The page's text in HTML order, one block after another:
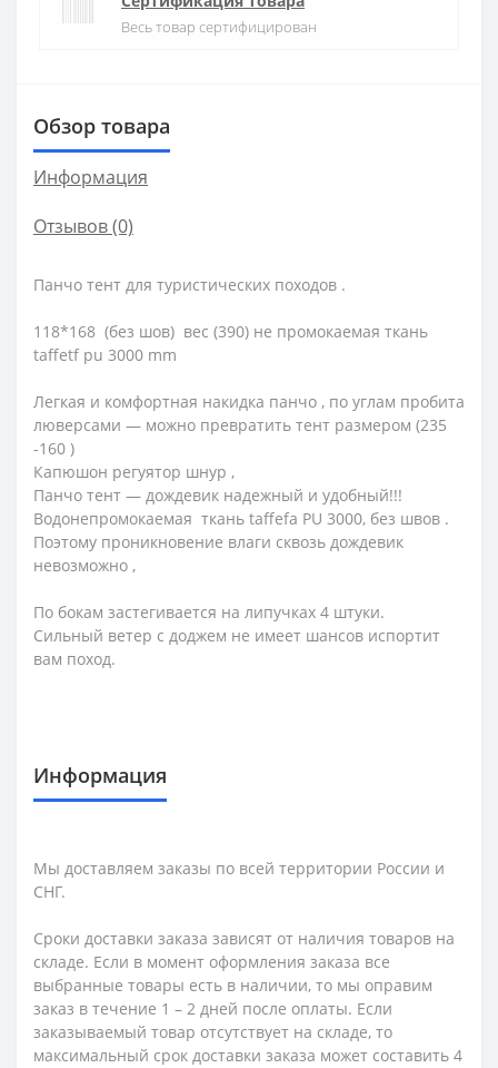
Весь товар сертифицирован
Обзор товара
Информация
Отзывов (0)
Панчо тент для туристических походов .
118*168 (без шов) вес (390) не промокаемая ткань
taffetf pu 3000 mm
Легкая и комфортная накидка панчо , по углам пробита
люверсами — можно превратить тент размером (235
-160 )
Капюшон регуятор шнур ,
Панчо тент — дождевик надежный и удобный!!!
Водонепромокаемая ткань taffefa PU 3000, без швов .
Поэтому проникновение влаги сквозь дождевик
невозможно ,
По бокам застегивается на липучках 4 штуки.
Сильный ветер с доджем не имеет шансов испортит
вам поход.
Информация
Мы доставляем заказы по всей территории России и
СНГ.
Сроки доставки заказа зависят от наличия товаров на
складе. Если в момент оформления заказа все
выбранные товары есть в наличии, то мы оправим
заказ в течение 1 – 2 дней после оплаты. Если
заказываемый товар отсутствует на складе, то
максимальный срок доставки заказа может составить 4